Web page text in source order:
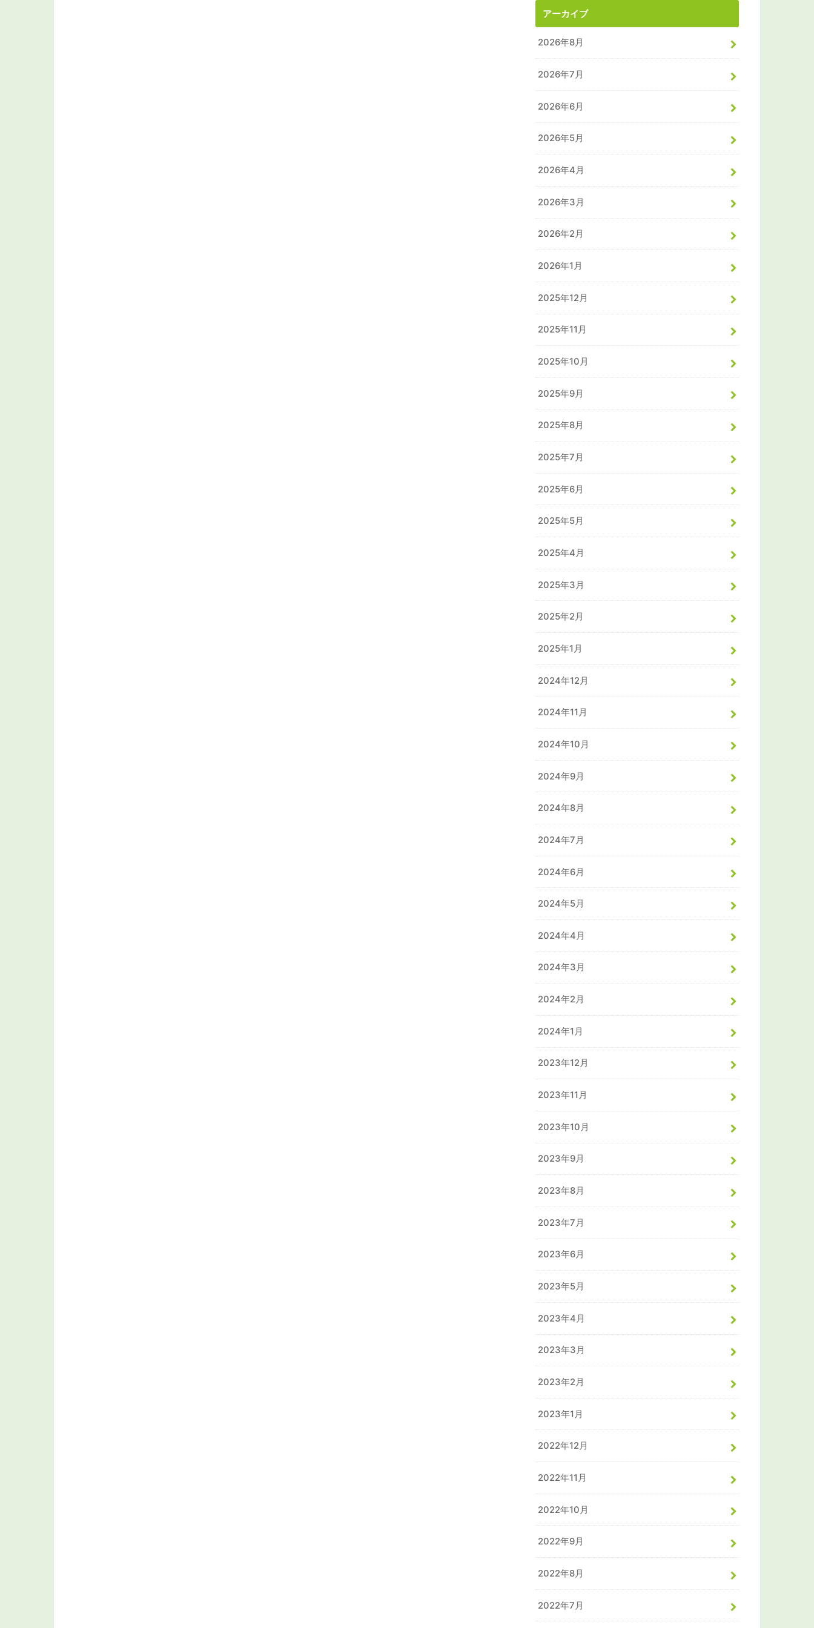
アーカイブ
2026年8月
2026年7月
2026年6月
2026年5月
2026年4月
2026年3月
2026年2月
2026年1月
2025年12月
2025年11月
2025年10月
2025年9月
2025年8月
2025年7月
2025年6月
2025年5月
2025年4月
2025年3月
2025年2月
2025年1月
2024年12月
2024年11月
2024年10月
2024年9月
2024年8月
2024年7月
2024年6月
2024年5月
2024年4月
2024年3月
2024年2月
2024年1月
2023年12月
2023年11月
2023年10月
2023年9月
2023年8月
2023年7月
2023年6月
2023年5月
2023年4月
2023年3月
2023年2月
2023年1月
2022年12月
2022年11月
2022年10月
2022年9月
2022年8月
2022年7月